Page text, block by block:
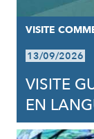
VISITE
13/09/2026
VISITE
EN